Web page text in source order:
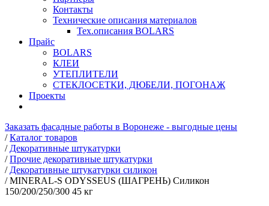
Контакты
Технические описания материалов
Тех.описания BOLARS
Прайс
BOLARS
КЛЕИ
УТЕПЛИТЕЛИ
СТЕКЛОСЕТКИ, ДЮБЕЛИ, ПОГОНАЖ
Проекты
Заказать фасадные работы в Воронеже - выгодные цены
/ Каталог товаров
/ Декоративные штукатурки
/ Прочие декоративные штукатурки
/ Декоративные штукатурки силикон
/ MINERAL-S ODYSSEUS (ШАГРЕНЬ) Силикон
150/200/250/300 45 кг